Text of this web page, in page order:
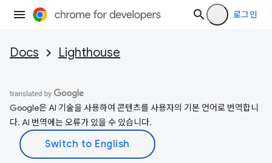
로그인
Docs Lighthouse
Google은 AI 기술을 사용하여 콘텐츠를 사용자의 기본 언어로 번역합니
다. AI 번역에는 오류가 있을 수 있습니다.